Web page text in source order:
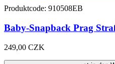
Produktcode: 910508EB
Baby-Snapback Prag
249,00 CZK